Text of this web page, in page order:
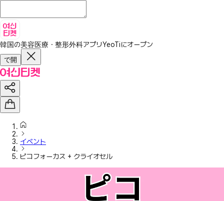
韓国の美容医療・整形外科アプリYeoTiにオープン
で開
イベント
ピコフォーカス + クライオセル